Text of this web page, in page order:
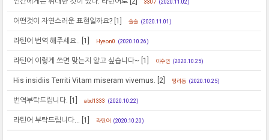
3307 (2020.11.02)
어떤것이 자연스러운 표현일까요? [1] 솔솔 (2020.11.01)
라틴어 번역 해주세요.. [1] Hyeon0 (2020.10.26)
라틴어 이렇게 쓰면 맞는지 알고 싶습니다~ [1] 이수연 (2020.10.25)
His insidiis Territi Vitam miseram vivemus. [2] 평리동 (2020.10.25)
번역부탁드립니다. [1] abd1333 (2020.10.22)
라틴어 부탁드립니다... [1] 라틴어 (2020.10.20)